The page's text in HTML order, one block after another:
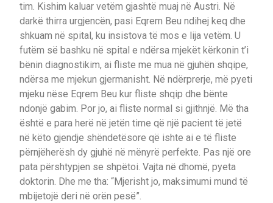
tim. Kishim kaluar vetëm gjashtë muaj në Austri. Në
darkë thirra urgjencën, pasi Eqrem Beu ndihej keq dhe
shkuam në spital, ku insistova të mos e lija vetëm. U
futëm së bashku në spital e ndërsa mjekët kërkonin t’i
bënin diagnostikim, ai fliste me mua në gjuhën shqipe,
ndërsa me mjekun gjermanisht. Në ndërprerje, më pyeti
mjeku nëse Eqrem Beu kur fliste shqip dhe bënte
ndonjë gabim. Por jo, ai fliste normal si gjithnjë. Më tha
është e para herë në jetën time që një pacient të jetë
në këto gjendje shëndetësore që ishte ai e të fliste
përnjëherësh dy gjuhë në mënyrë perfekte. Pas një ore
pata përshtypjen se shpëtoi. Vajta në dhomë, pyeta
doktorin. Dhe me tha: “Mjerisht jo, maksimumi mund të
mbijetojë deri në orën pesë”.